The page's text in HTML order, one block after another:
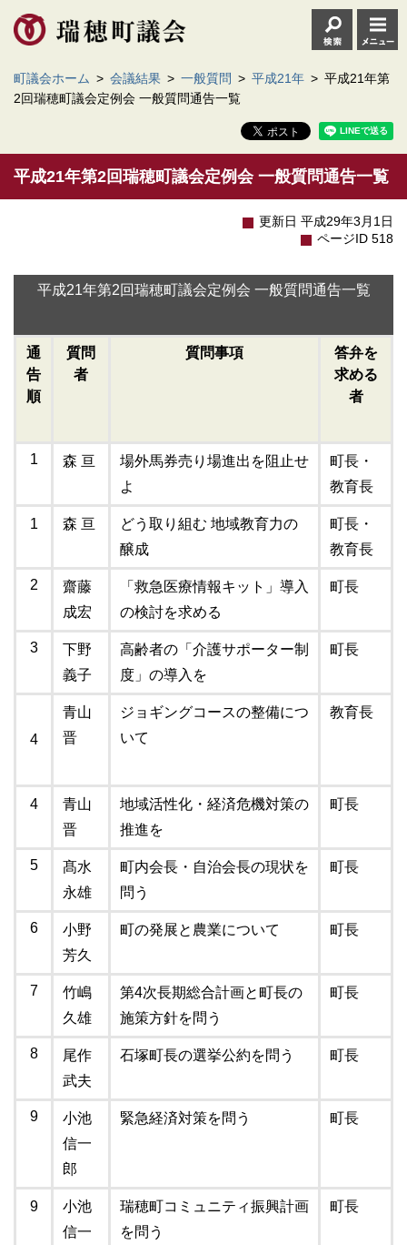
町議会ホーム > 会議結果 > 一般質問 > 平成21年 > 平成21年第
2回瑞穂町議会定例会 一般質問通告一覧
平成21年第2回瑞穂町議会定例会 一般質問通告一覧
更新日 平成29年3月1日
ページID 518
平成21年第2回瑞穂町議会定例会 一般質問通告一覧
通
告
順
質問
者
質問事項
答弁を
求める
者
1 森 亘
場外馬券売り場進出を阻止せ
よ
町長・
教育長
1 森 亘
どう取り組む 地域教育力の
醸成
町長・
教育長
2
齋藤
成宏
「救急医療情報キット」導入
の検討を求める
町長
3
下野
義子
高齢者の「介護サポーター制
度」の導入を
町長
4
青山
晋
ジョギングコースの整備につ
いて
教育長
4
青山
晋
地域活性化・経済危機対策の
推進を
町長
5
髙水
永雄
町内会長・自治会長の現状を
問う
町長
6
小野
芳久
町の発展と農業について 町長
7
竹嶋
久雄
第4次長期総合計画と町長の
施策方針を問う
町長
8
尾作
武夫
石塚町長の選挙公約を問う 町長
9
小池
信一
郎
緊急経済対策を問う 町長
9
小池
信一
瑞穂町コミュニティ振興計画
を問う
町長